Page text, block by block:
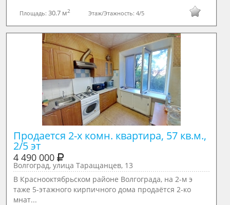
Площадь:30.7 м2 Этаж/Этажность:4/5
Продается 2-х комн. квартира, 57 кв.м.,
2/5 эт
4 490 000
Волгоград, улица Таращанцев, 13
В Краснооктябрьском районе Волгограда, на 2-м э
таже 5-этажного кирпичного дома продаётся 2-ко
мнат...